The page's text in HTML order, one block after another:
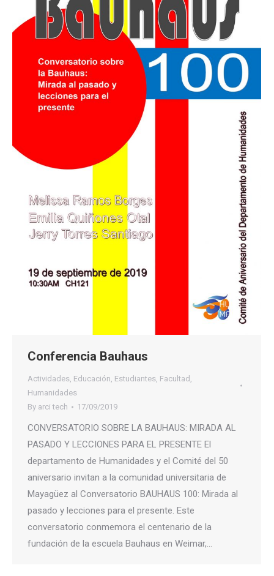
Conferencia Bauhaus
Actividades, Educación, Estudiantes, Facultad ,
Humanidades
By arci tech 17/09/2019
CONVERSATORIO SOBRE LA BAUHAUS: MIRADA AL
PASADO Y LECCIONES PARA EL PRESENTE El
departamento de Humanidades y el Comité del 50
aniversario invitan a la comunidad universitaria de
Mayagüez al Conversatorio BAUHAUS 100: Mirada al
pasado y lecciones para el presente. Este
conversatorio conmemora el centenario de la
fundación de la escuela Bauhaus en Weimar,…